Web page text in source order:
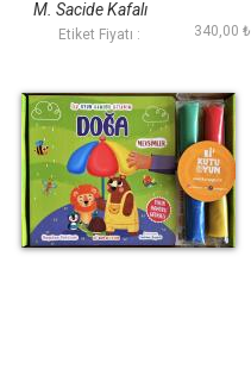
M. Sacide Kafalı
Etiket Fiyatı : 340,00 ₺